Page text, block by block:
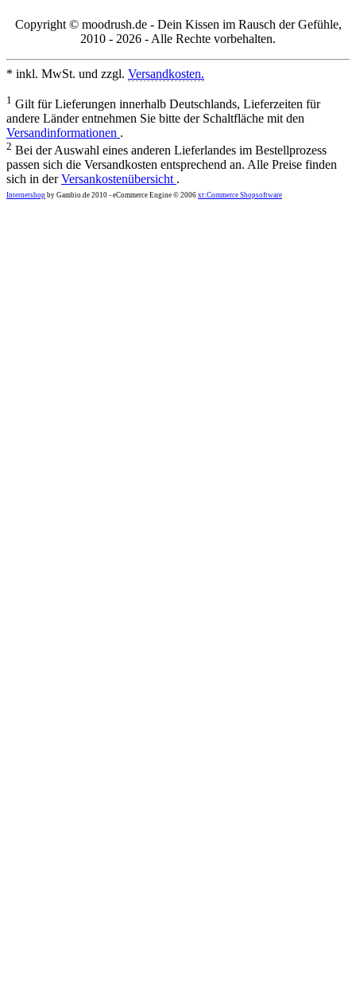
Copyright © moodrush.de - Dein Kissen im Rausch der Gefühle,
2010 - 2026 - Alle Rechte vorbehalten.
* inkl. MwSt. und zzgl. Versandkosten.
1 Gilt für Lieferungen innerhalb Deutschlands, Lieferzeiten für
andere Länder entnehmen Sie bitte der Schaltfläche mit den
Versandinformationen .
2 Bei der Auswahl eines anderen Lieferlandes im Bestellprozess
passen sich die Versandkosten entsprechend an. Alle Preise finden
sich in derVersankostenübersicht .
Internetshop by Gambio.de 2010 - eCommerce Engine © 2006 xt:Commerce Shopsoftware